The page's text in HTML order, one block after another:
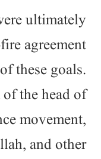
ultimately
agreement
these goals.
the head of
movement,
and other